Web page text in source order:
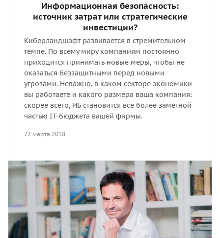
Информационная безопасность:
источник затрат или стратегические
инвестиции?
Киберландшафт развивается в стремительном
темпе. По всему миру компаниям постоянно
приходится принимать новые меры, чтобы не
оказаться беззащитными перед новыми
угрозами. Неважно, в каком секторе экономики
вы работаете и какого размера ваша компания:
скорее всего, ИБ становится все более заметной
частью IT-бюджета вашей фирмы.
22 марта 2018